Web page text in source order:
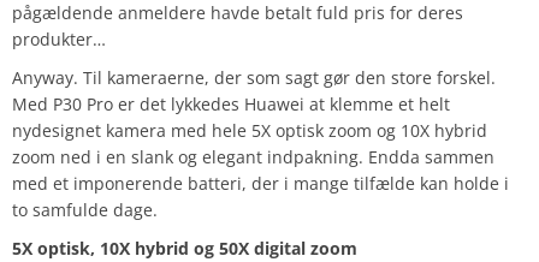
pågældende anmeldere havde betalt fuld pris for deres
produkter…
Anyway. Til kameraerne, der som sagt gør den store forskel.
Med P30 Pro er det lykkedes Huawei at klemme et helt
nydesignet kamera med hele 5X optisk zoom og 10X hybrid
zoom ned i en slank og elegant indpakning. Endda sammen
med et imponerende batteri, der i mange tilfælde kan holde i
to samfulde dage.
5X optisk, 10X hybrid og 50X digital zoom